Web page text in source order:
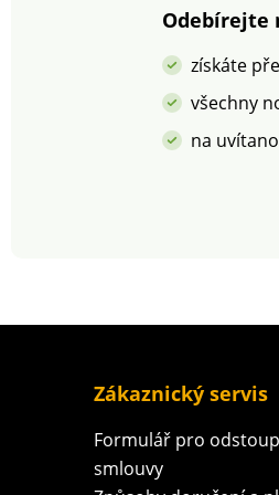
Odebírejte
získáte
všechny
na
Zákaznický servis
Formulář pro
smlouvy